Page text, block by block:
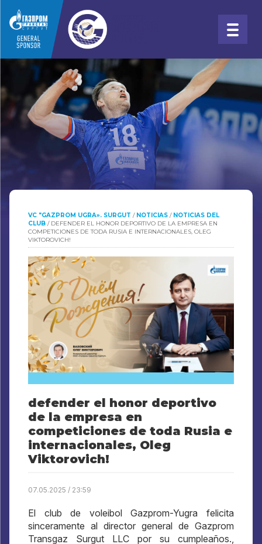
VC "GAZPROM UGRA». SURGUT / NOTICIAS / NOTICIAS DEL
CLUB / DEFENDER EL HONOR DEPORTIVO DE LA EMPRESA EN
COMPETICIONES DE TODA RUSIA E INTERNACIONALES, OLEG
VIKTOROVICH!
defender el honor deportivo
de la empresa en
competiciones de toda Rusia e
internacionales, Oleg
Viktorovich!
07.05.2025 / 23:59
El club de voleibol Gazprom-Yugra felicita
sinceramente al director general de Gazprom
Transgaz Surgut LLC por su cumpleaños.,